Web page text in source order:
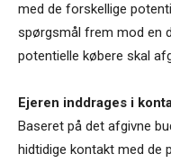
med de forskellige
spørgsmål frem mod en
potentielle købere skal
Ejeren inddrages i
Baseret på det afgivne
hidtidige kontakt med de